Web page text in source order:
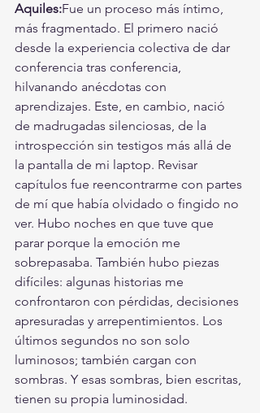
Aquiles:Fue un proceso más íntimo,
más fragmentado. El primero nació
desde la experiencia colectiva de dar
conferencia tras conferencia,
hilvanando anécdotas con
aprendizajes. Este, en cambio, nació
de madrugadas silenciosas, de la
introspección sin testigos más allá de
la pantalla de mi laptop. Revisar
capítulos fue reencontrarme con partes
de mí que había olvidado o fingido no
ver. Hubo noches en que tuve que
parar porque la emoción me
sobrepasaba. También hubo piezas
difíciles: algunas historias me
confrontaron con pérdidas, decisiones
apresuradas y arrepentimientos. Los
últimos segundos no son solo
luminosos; también cargan con
sombras. Y esas sombras, bien escritas,
tienen su propia luminosidad.